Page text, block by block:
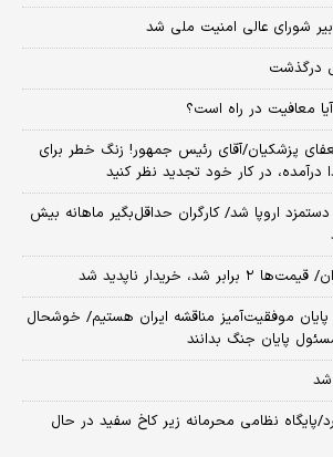
شورای عالی امنیت ملی شد
درگذشت
آیا معافیت در راه است؟
پزشکیان/آقای رئیس جمهور! زنگ خطر برای
درآمده، در کار خود تجدید نظر کنید
اروپا شد/ کارگران حداقل‌بگیر ماهانه بیش
خریدار ناپدید شد
موفقیت‌آمیز مناقشه ایران هستیم/ خوشحال
پایان جنگ بدانند
شد
پایگاه نظامی محرمانه زیر کاخ سفید در حال